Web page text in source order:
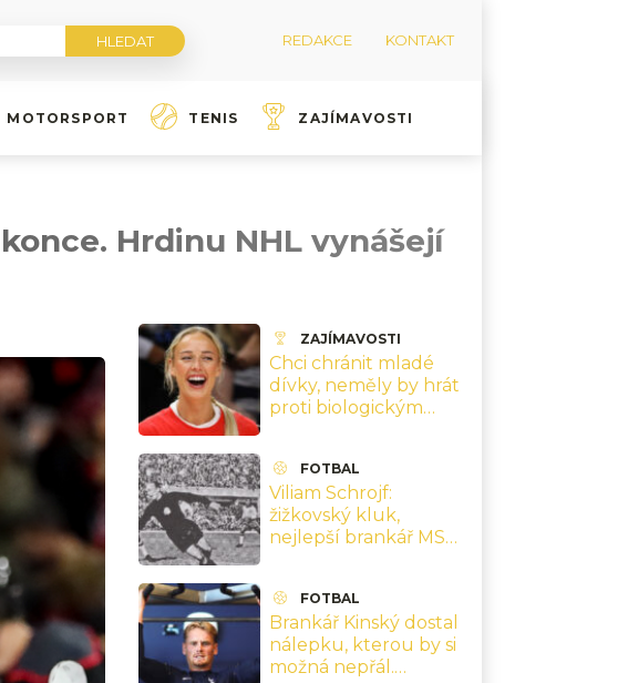
REDAKCE KONTAKT
MOTORSPORT TENIS ZAJÍMAVOSTI
Hrdinu NHL vynášejí
ZAJÍMAVOSTI
Chci chránit mladé
dívky, neměly by hrát
proti biologickým
Cunninghamová
FOTBAL
Viliam Schrojf:
žižkovský kluk,
nejlepší brankář MS
kariéru
FOTBAL
Brankář Kinský dostal
nálepku, kterou by si
možná nepřál.